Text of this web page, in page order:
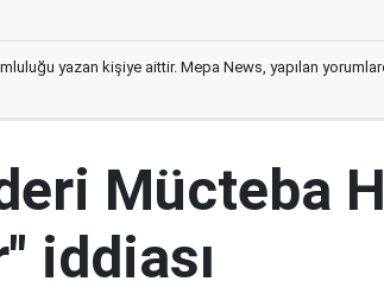
yazan kişiye aittir. Mepa News, yapılan
Mücteba
iddiası